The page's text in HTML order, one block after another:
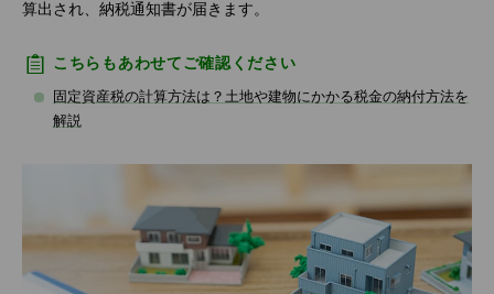
算出され、納税通知書が届きます。
こちらもあわせてご確認ください
固定資産税の計算方法は？土地や建物にかかる税金の納付方法を
解説